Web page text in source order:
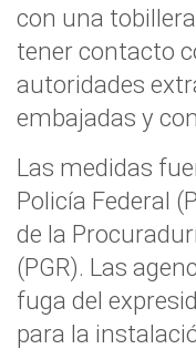
con una
tener contacto
autoridades
embajadas y
Las medidas
Policía Federal
de la
(PGR). Las
fuga del
para la